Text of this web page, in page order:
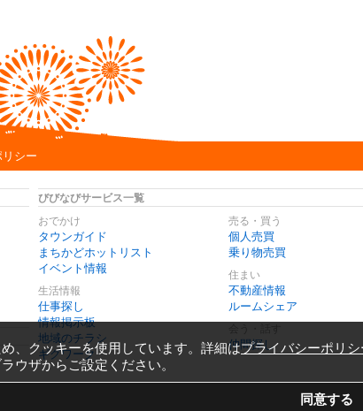
シー
びびなびサービス一覧
おでかけ
タウンガイド
まちかどホットリスト
イベント情報
生活情報
仕事探し
情報掲示板
地域のチラシ
ギグワーク
売る・買う
個人売買
乗り物売買
住まい
不動産情報
ルームシェア
仲間探し
、クッキーを使用しています。詳細はプライバシーポリシ
ウザからご設定ください。